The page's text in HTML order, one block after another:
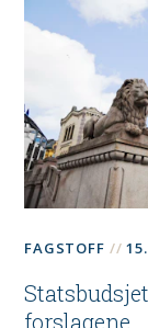
FAGSTOFF
forslagene